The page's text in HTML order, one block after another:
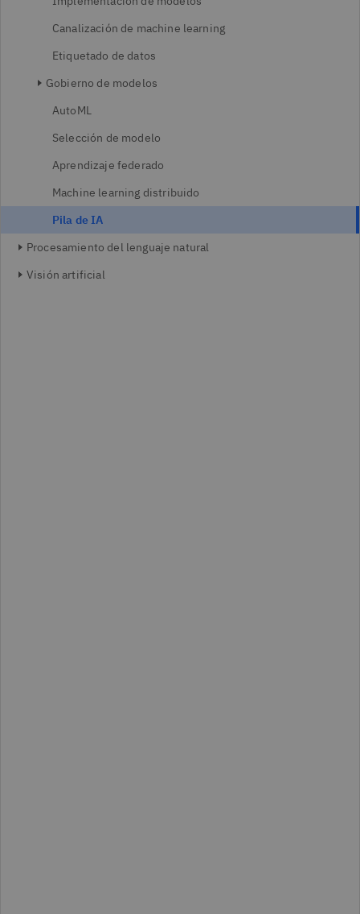
Canalización de machine learning
Etiquetado de datos
Gobierno de modelos
AutoML
Selección de modelo
Aprendizaje federado
Machine learning distribuido
Pila de IA
Procesamiento del lenguaje natural
Visión artificial